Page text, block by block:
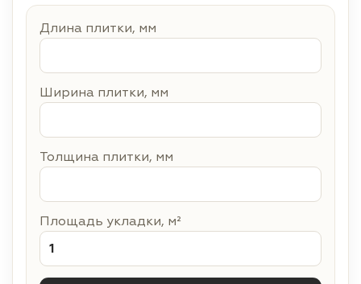
Длина плитки, мм
Ширина плитки, мм
Толщина плитки, мм
Площадь укладки, м²